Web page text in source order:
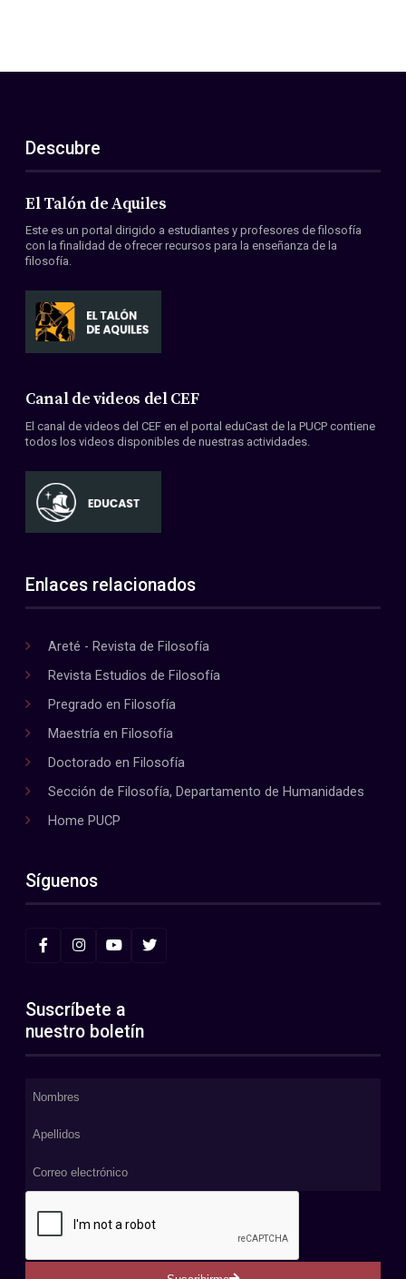
Descubre
El Talón de Aquiles
Este es un portal dirigido a estudiantes y profesores de filosofía
con la finalidad de ofrecer recursos para la enseñanza de la
filosofía.
Canal de videos del CEF
El canal de videos del CEF en el portal eduCast de la PUCP contiene
todos los videos disponibles de nuestras actividades.
Enlaces relacionados
Areté - Revista de Filosofía
Revista Estudios de Filosofía
Pregrado en Filosofía
Maestría en Filosofía
Doctorado en Filosofía
Sección de Filosofía, Departamento de Humanidades
Home PUCP
Síguenos
Suscríbete a
nuestro boletín